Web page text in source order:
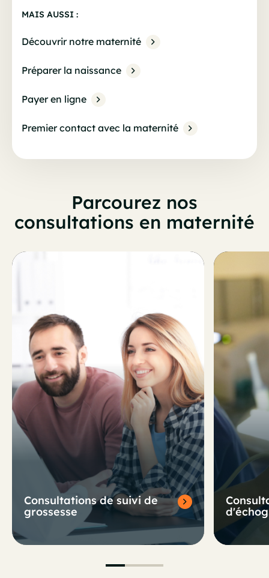
MAIS AUSSI :
Découvrir notre maternité
Préparer la naissance
Payer en ligne
Premier contact avec la maternité
Parcourez nos
consultations en maternité
Consultations de suivi de
grossesse